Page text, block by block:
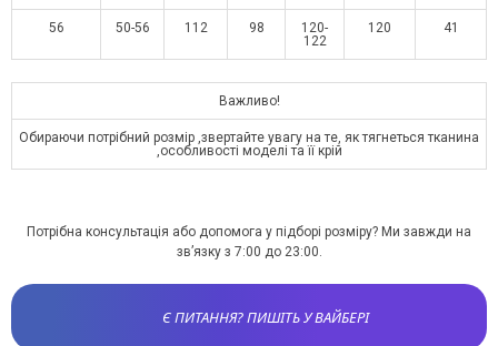
56 50-56 112 98
120-
122
120 41
Важливо!
Обираючи потрібний розмір ,звертайте увагу на те, як тягнеться тканина
,особливості моделі та її крій
Потрібна консультація або допомога у підборі розміру? Ми завжди на
зв’язку з 7:00 до 23:00.
Є ПИТАННЯ? ПИШІТЬ У ВАЙБЕРІ